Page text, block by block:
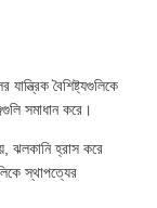
বৈশিষ্ট্যগুলিকে
সমাধান করে।
ঝলকানি হ্রাস করে
স্থাপত্যের